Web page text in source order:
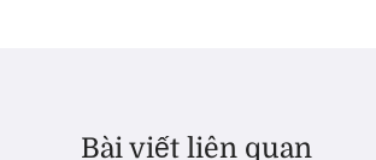
Bài viết liên quan